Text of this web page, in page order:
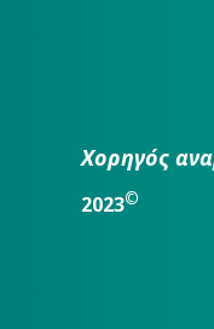
Χορηγός
2023©